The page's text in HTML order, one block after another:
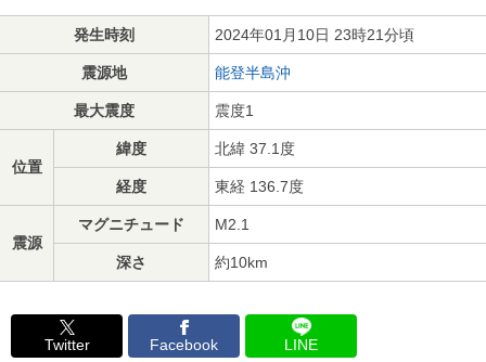
発生時刻 2024年01月10日 23時21分頃
震源地 能登半島沖
最大震度 震度1
位置
緯度 北緯 37.1度
経度 東経 136.7度
震源
マグニチュード M2.1
深さ 約10km
Twitter Facebook LINE